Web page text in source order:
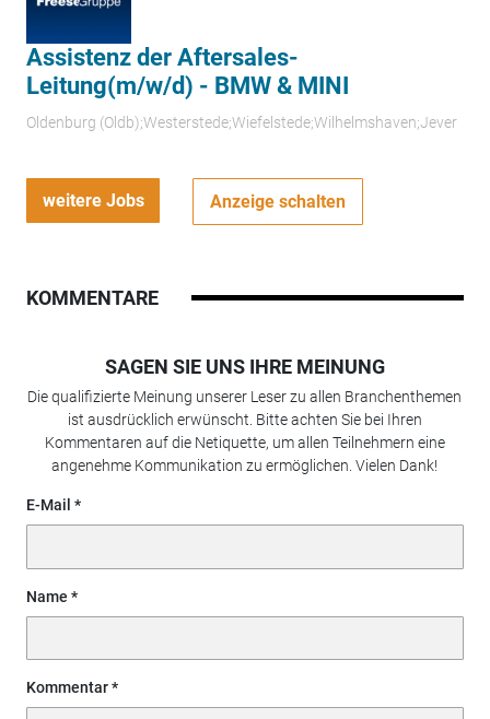
Assistenz der Aftersales-
Leitung(m/w/d) - BMW & MINI
Oldenburg (Oldb);Westerstede;Wiefelstede;Wilhelmshaven;Jever
weitere Jobs Anzeige schalten
KOMMENTARE
SAGEN SIE UNS IHRE MEINUNG
Die qualifizierte Meinung unserer Leser zu allen Branchenthemen
ist ausdrücklich erwünscht. Bitte achten Sie bei Ihren
Kommentaren auf die Netiquette, um allen Teilnehmern eine
angenehme Kommunikation zu ermöglichen. Vielen Dank!
E-Mail
Name
Kommentar